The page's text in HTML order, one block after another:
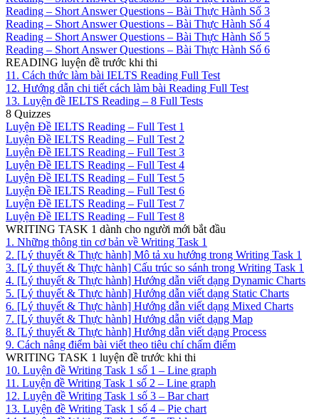
Reading – Short Answer Questions – Bài Thực Hành Số 3
Reading – Short Answer Questions – Bài Thực Hành Số 4
Reading – Short Answer Questions – Bài Thực Hành Số 5
Reading – Short Answer Questions – Bài Thực Hành Số 6
READING luyện đề trước khi thi
11. Cách thức làm bài IELTS Reading Full Test
12. Hướng dẫn chi tiết cách làm bài Reading Full Test
13. Luyện đề IELTS Reading – 8 Full Tests
8 Quizzes
Luyện Đề IELTS Reading – Full Test 1
Luyện Đề IELTS Reading – Full Test 2
Luyện Đề IELTS Reading – Full Test 3
Luyện Đề IELTS Reading – Full Test 4
Luyện Đề IELTS Reading – Full Test 5
Luyện Đề IELTS Reading – Full Test 6
Luyện Đề IELTS Reading – Full Test 7
Luyện Đề IELTS Reading – Full Test 8
WRITING TASK 1 dành cho người mới bắt đầu
1. Những thông tin cơ bản về Writing Task 1
2. [Lý thuyết & Thực hành] Mô tả xu hướng trong Writing Task 1
3. [Lý thuyết & Thực hành] Cấu trúc so sánh trong Writing Task 1
4. [Lý thuyết & Thực hành] Hướng dẫn viết dạng Dynamic Charts
5. [Lý thuyết & Thực hành] Hướng dẫn viết dạng Static Charts
6. [Lý thuyết & Thực hành] Hướng dẫn viết dạng Mixed Charts
7. [Lý thuyết & Thực hành] Hướng dẫn viết dạng Map
8. [Lý thuyết & Thực hành] Hướng dẫn viết dạng Process
9. Cách nâng điểm bài viết theo tiêu chí chấm điểm
WRITING TASK 1 luyện đề trước khi thi
10. Luyện đề Writing Task 1 số 1 – Line graph
11. Luyện đề Writing Task 1 số 2 – Line graph
12. Luyện đề Writing Task 1 số 3 – Bar chart
13. Luyện đề Writing Task 1 số 4 – Pie chart